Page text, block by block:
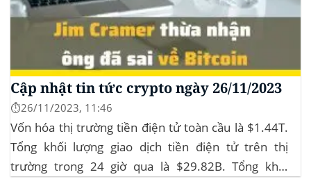
Cập nhật tin tức crypto ngày 26/11/2023
⏱️26/11/2023, 11:46
Vốn hóa thị trường tiền điện tử toàn cầu là $1.44T.
Tổng khối lượng giao dịch tiền điện tử trên thị
trường trong 24 giờ qua là $29.82B. Tổng khối